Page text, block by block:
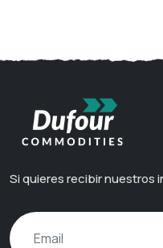
Si quieres recibir nuestros